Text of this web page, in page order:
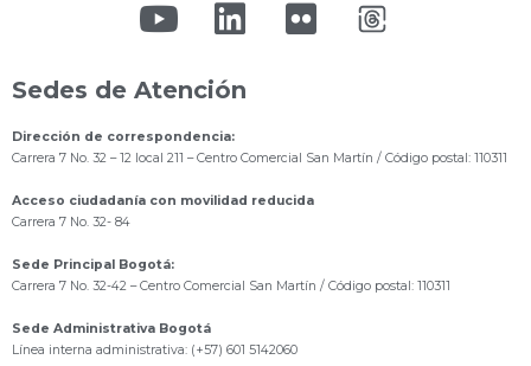
Sedes de Atención
Dirección de correspondencia:
Carrera 7 No. 32 – 12 local 211 – Centro Comercial San Martín / Código postal: 110311
Acceso ciudadanía con movilidad reducida
Carrera 7 No. 32- 84
Sede Principal Bogotá:
Carrera 7 No. 32-42 – Centro Comercial San Martín / Código postal: 110311
Sede Administrativa Bogotá
Línea interna administrativa: (+57) 601 5142060